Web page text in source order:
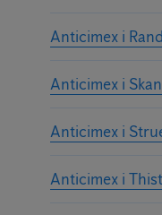
Anticimex i
Anticimex i
Anticimex i
Anticimex i